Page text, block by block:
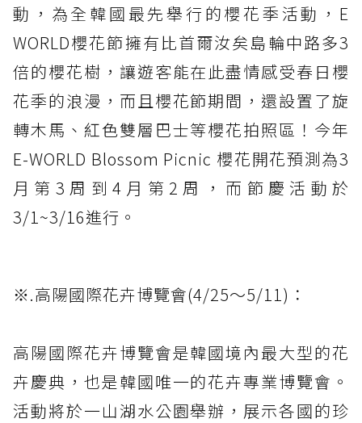
動，為全韓國最先舉行的櫻花季活動，E
WORLD櫻花節擁有比首爾汝矣島輪中路多3
倍的櫻花樹，讓遊客能在此盡情感受春日櫻
花季的浪漫，而且櫻花節期間，還設置了旋
轉木馬、紅色雙層巴士等櫻花拍照區！今年
E-WORLD Blossom Picnic 櫻花開花預測為3
月第3周到4月第2周，而節慶活動於
3/1~3/16進行。
※.高陽國際花卉博覽會(4/25～5/11)：
高陽國際花卉博覽會是韓國境內最大型的花
卉慶典，也是韓國唯一的花卉專業博覽會。
活動將於一山湖水公園舉辦，展示各國的珍